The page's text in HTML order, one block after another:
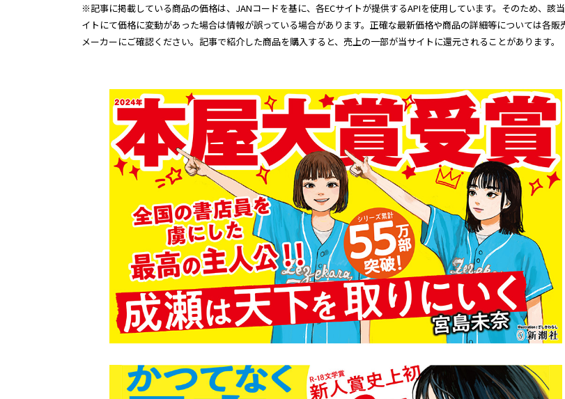
※記事に掲載している商品の価格は、JANコードを基に、各ECサイトが提供するAPIを使用しています。そのため、該
イトにて価格に変動があった場合は情報が誤っている場合があります。正確な最新価格や商品の詳細等については各販
メーカーにご確認ください。記事で紹介した商品を購入すると、売上の一部が当サイトに還元されることがあります。